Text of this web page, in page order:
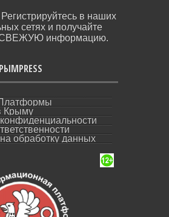
в наших
сетях и получайте
информацию.
Крыму
обработку данных